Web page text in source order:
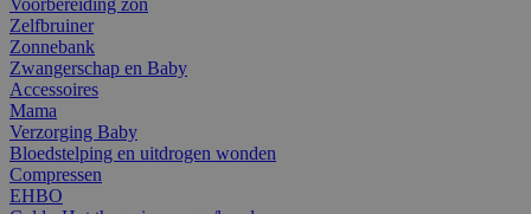
Zelfbruiner
Zonnebank
Zwangerschap en Baby
Accessoires
Mama
Verzorging Baby
Bloedstelping en uitdrogen wonden
Compressen
EHBO